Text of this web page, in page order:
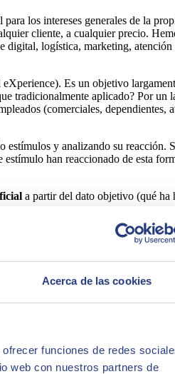
Acerca de las cookies
funciones de redes
web con nuestros partners de
los intereses generales de la
cliente, a cualquier precio.
digital, logística, marketing,
Es un objetivo
tradicionalmente aplicado? Por un
(comerciales,
y analizando su reacción.
han reaccionado de esta
a partir del dato objetivo (qué ha
su predisposición a
de compra o los
aunar la experiencia de una
al efecto mariposa. Si
sobre cómo debe gestionarse el
en ese caso sí sabremos que
hacemos con ello?